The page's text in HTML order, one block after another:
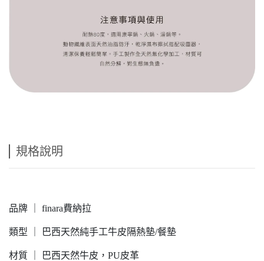
規格說明
品牌 ｜ finara費納拉
類型 ｜ 巴西天然純手工牛皮隔熱墊/餐墊
材質 ｜ 巴西天然牛皮，PU皮革